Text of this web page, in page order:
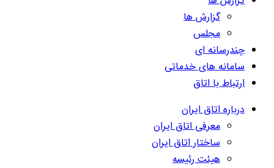
گزارش ها
مجلس
چندرسانه ای
سامانه های خدماتی
ارتباط با اتاق
درباره اتاق ایران
معرفی اتاق ایران
ساختار اتاق ایران
هیئت رئیسه